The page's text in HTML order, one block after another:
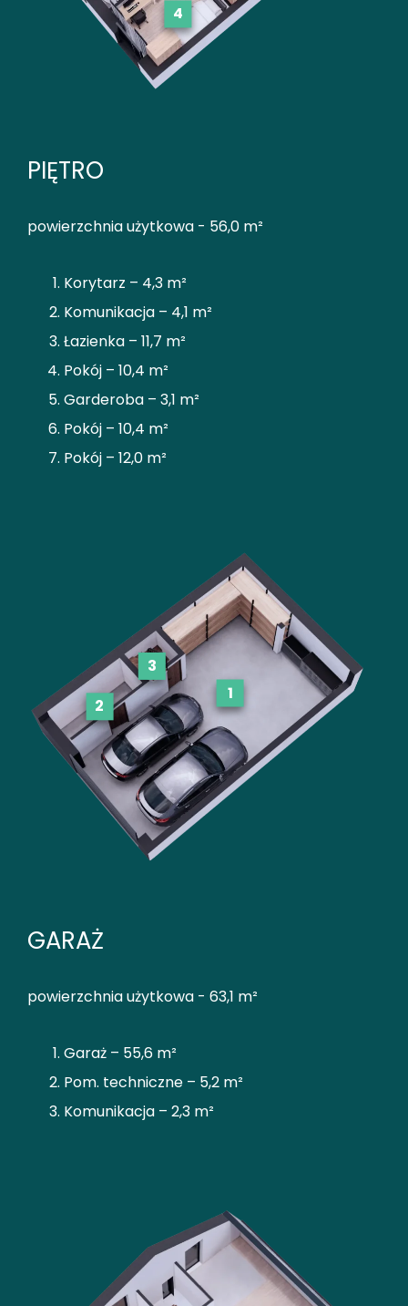
4
PIĘTRO
powierzchnia użytkowa - 56,0 m²
Korytarz – 4,3 m²
Komunikacja – 4,1 m²
Łazienka – 11,7 m²
Pokój – 10,4 m²
Garderoba – 3,1 m²
Pokój – 10,4 m²
Pokój – 12,0 m²
3
2
1
GARAŻ
powierzchnia użytkowa - 63,1 m²
Garaż – 55,6 m²
Pom. techniczne – 5,2 m²
Komunikacja – 2,3 m²